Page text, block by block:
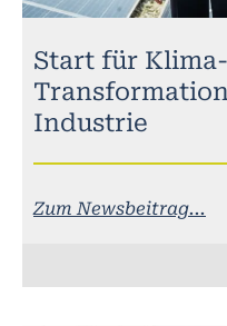
Start für
Industrie
Zum Newsbeitrag...